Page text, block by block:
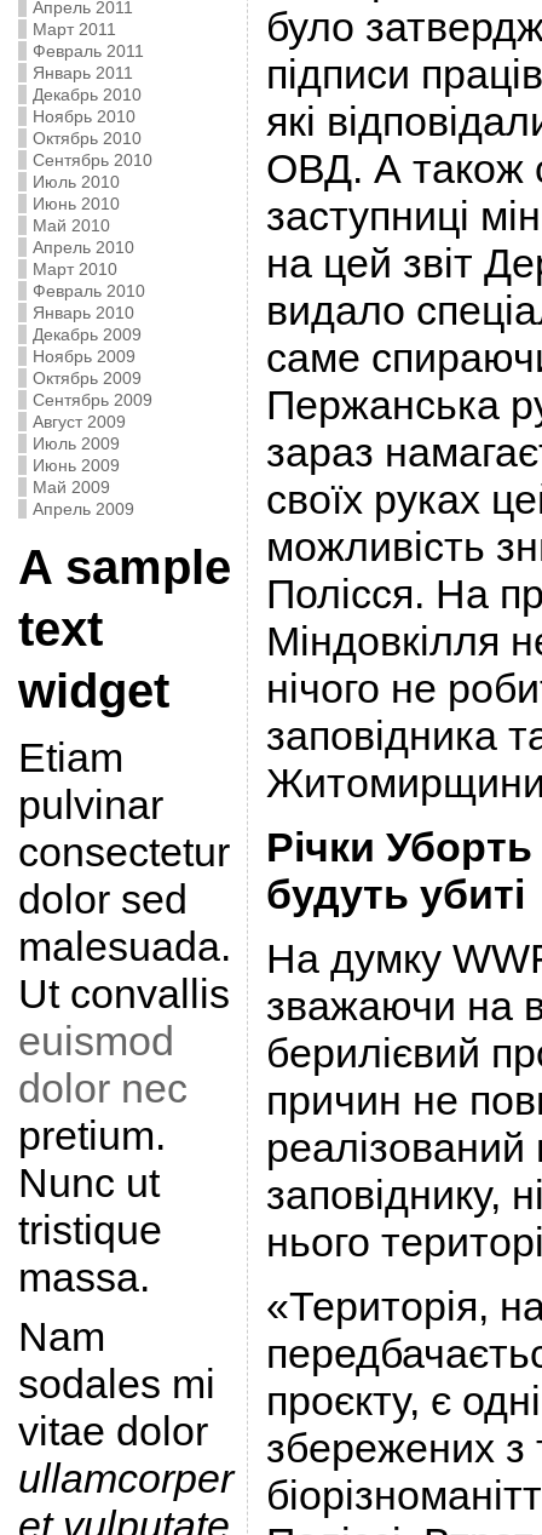
Апрель 2011
Март 2011
Февраль 2011
Январь 2011
Декабрь 2010
Ноябрь 2010
Октябрь 2010
Сентябрь 2010
Июль 2010
Июнь 2010
Май 2010
Апрель 2010
Март 2010
Февраль 2010
Январь 2010
Декабрь 2009
Ноябрь 2009
Октябрь 2009
Сентябрь 2009
Август 2009
Июль 2009
Июнь 2009
Май 2009
Апрель 2009
A sample
text
widget
Etiam
pulvinar
consectetur
dolor sed
malesuada.
Ut convallis
euismod
dolor nec
pretium.
Nunc ut
tristique
massa.
Nam
sodales mi
vitae dolor
ullamcorper
et vulputate
було
підписи
які
ОВД. А також
заступниці
на цей звіт
видало
саме
Пержанська
зараз
своїх руках
можливість
Полісся. На
Міндовкілля
нічого не
заповідника
Річки
будуть убиті
На думку
зважаючи на
берилієвий
причин не
реалізований
заповіднику,
нього
«Територія,
проєкту, є
збережених з